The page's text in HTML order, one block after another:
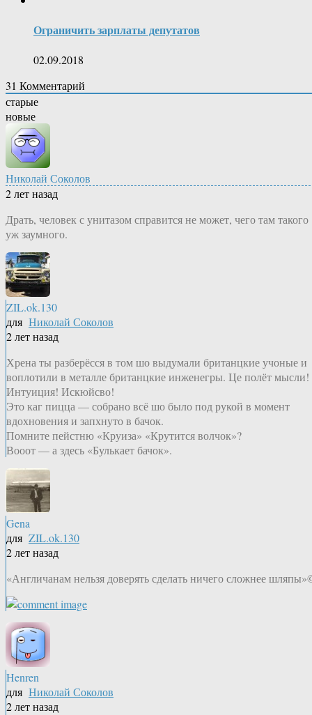
Ограничить зарплаты депутатов
02.09.2018
31 Комментарий
старые
новые
Николай Соколов
2 лет назад
Драть, человек с унитазом справится не может, чего там такого
уж заумного.
ZIL.ok.130
для Николай Соколов
2 лет назад
Хрена ты разберёсся в том шо выдумали британцкие учоные и
воплотили в металле британцкие инженегры. Це полёт мысли!
Интуиция! Искюйсво!
Это каг пицца — собрано всё шо было под рукой в момент
вдохновения и запхнуто в бачок.
Помните пейстню «Круиза» «Крутится волчок»?
Вооот — а здесь «Булькает бачок».
Gena
для ZIL.ok.130
2 лет назад
«Англичанам нельзя доверять сделать ничего сложнее
Henren
для Николай Соколов
2 лет назад